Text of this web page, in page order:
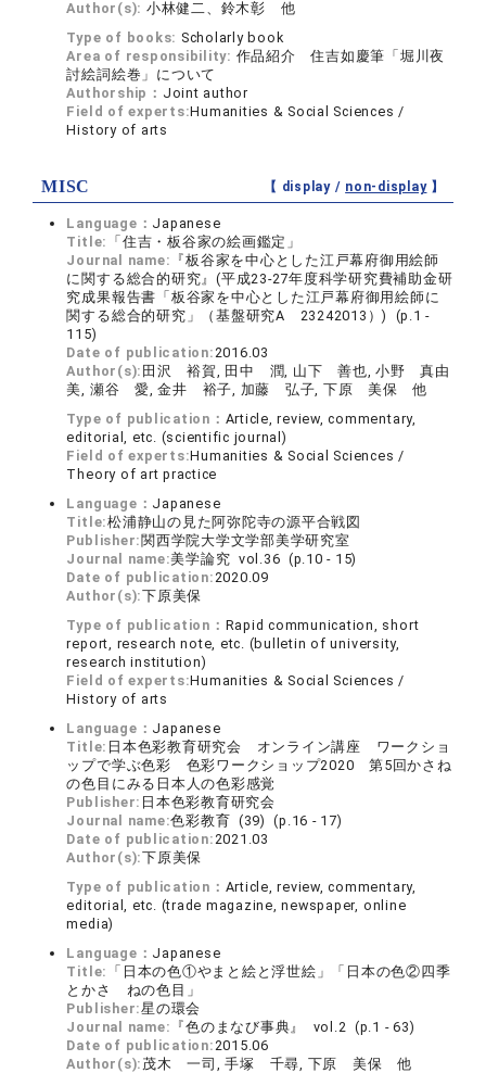
Author(s): 小林健二、鈴木彰 他
Type of books: Scholarly book
Area of responsibility: 作品紹介 住吉如慶筆「堀川夜
討絵詞絵巻」について
Authorship： Joint author
Field of experts:Humanities & Social Sciences /
History of arts
MISC 【 display / non-display】
Language： Japanese
Title: 「住吉・板谷家の絵画鑑定」
Journal name: 『板谷家を中心とした江戸幕府御用絵師
に関する総合的研究』(平成23-27年度科学研究費補助金研
究成果報告書「板谷家を中心とした江戸幕府御用絵師に
関する総合的研究」（基盤研究A 23242013）) (p.1 -
115)
Date of publication:2016.03
Author(s): 田沢 裕賀, 田中 潤, 山下 善也, 小野 真由
美, 瀬谷 愛, 金井 裕子, 加藤 弘子, 下原 美保 他
Type of publication： Article, review, commentary,
editorial, etc. (scientific journal)
Field of experts:Humanities & Social Sciences /
Theory of art practice
Language： Japanese
Title:松浦静山の見た阿弥陀寺の源平合戦図
Publisher: 関西学院大学文学部美学研究室
Journal name:美学論究 vol.36 (p.10 - 15)
Date of publication:2020.09
Author(s):下原美保
Type of publication： Rapid communication, short
report, research note, etc. (bulletin of university,
research institution)
Field of experts:Humanities & Social Sciences /
History of arts
Language： Japanese
Title: 日本色彩教育研究会 オンライン講座 ワークショ
ップで学ぶ色彩 色彩ワークショップ2020 第5回かさね
の色目にみる日本人の色彩感覚
Publisher: 日本色彩教育研究会
Journal name:色彩教育 (39) (p.16 - 17)
Date of publication:2021.03
Author(s):下原美保
Type of publication： Article, review, commentary,
editorial, etc. (trade magazine, newspaper, online
media)
Language： Japanese
Title: 「日本の色①やまと絵と浮世絵」「日本の色②四季
とかさ ねの色目」
Publisher:星の環会
Journal name: 『色のまなび事典』 vol.2 (p.1 - 63)
Date of publication:2015.06
Author(s): 茂木 一司, 手塚 千尋, 下原 美保 他